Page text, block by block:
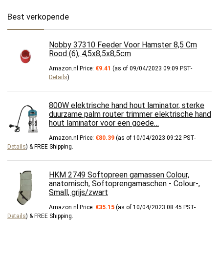
Best verkopende
Nobby 37310 Feeder Voor Hamster 8,5 Cm
Rood (6), 4,5x8,5x8,5cm
Amazon.nl Price: €9.41 (as of 09/04/2023 09:09 PST-
Details)
800W elektrische hand hout laminator, sterke
duurzame palm router trimmer elektrische hand
hout laminator voor een goede…
Amazon.nl Price: €80.39 (as of 10/04/2023 09:22 PST-
Details) & FREE Shipping
HKM 2749 Softopreen gamassen Colour,
anatomisch, Softoprengamaschen - Colour-,
Small, grijs/zwart
Amazon.nl Price: €35.15 (as of 10/04/2023 08:45 PST-
Details) & FREE Shipping